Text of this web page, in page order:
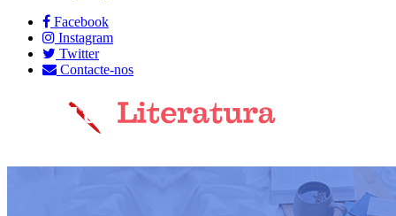
Facebook
Instagram
Twitter
Contacte-nos